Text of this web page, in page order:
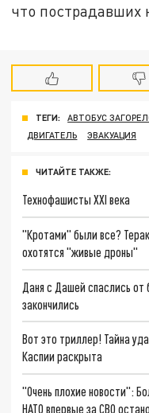
что пострадавших
ТЕГИ: АВТОБУС
ДВИГАТЕЛЬ
ЭВАКУАЦИЯ
ЧИТАЙТЕ ТАКЖЕ:
Технофашисты XXI века
"Кротами" были все?
охотятся "живые дроны"
Даня с Дашей спаслись
закончились
Вот это триллер! Тайна
Каспии раскрыта
"Очень плохие новости":
НАТО впервые за СВО